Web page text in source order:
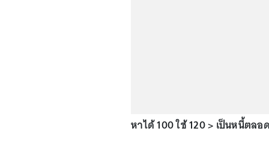
หาได้ 100 ใช้ 120 > เป็นหนี้ตลอ